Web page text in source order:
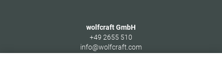
wolfcraft GmbH
+49 2655 510
info@wolfcraft.com